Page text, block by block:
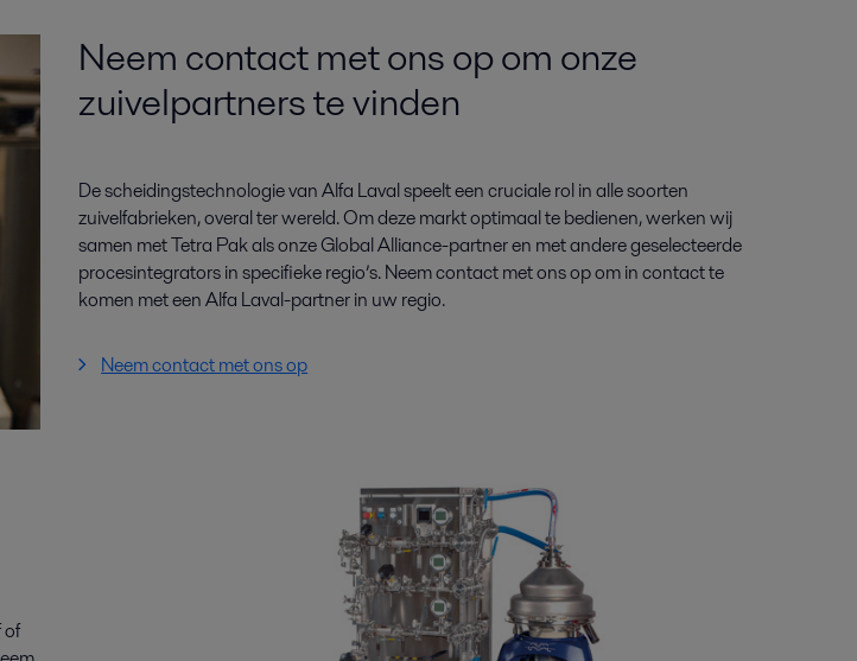
Neem contact met ons op om onze
zuivelpartners te vinden
De scheidingstechnologie van Alfa Laval speelt een cruciale rol in alle soorten
zuivelfabrieken, overal ter wereld. Om deze markt optimaal te bedienen, werken wij
samen met Tetra Pak als onze Global Alliance-partner en met andere geselecteerde
procesintegrators in specifieke regio’s. Neem contact met ons op om in contact te
komen met een Alfa Laval-partner in uw regio.
Neem contact met ons op
of